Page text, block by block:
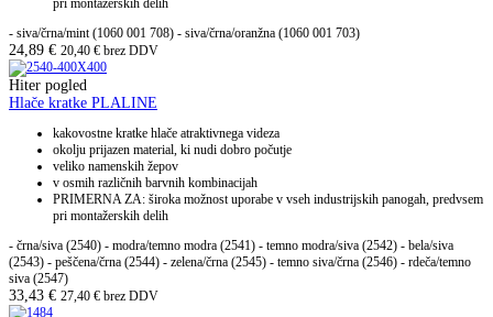
pri montažerskih delih
- siva/črna/mint (1060 001 708) - siva/črna/oranžna (1060 001 703)
24,89 € 20,40 € brez DDV
Hiter pogled
Hlače kratke PLALINE
kakovostne kratke hlače atraktivnega videza
okolju prijazen material, ki nudi dobro počutje
veliko namenskih žepov
v osmih različnih barvnih kombinacijah
PRIMERNA ZA: široka možnost uporabe v vseh industrijskih panogah, predvsem
pri montažerskih delih
- črna/siva (2540) - modra/temno modra (2541) - temno modra/siva (2542) - bela/siva
(2543) - peščena/črna (2544) - zelena/črna (2545) - temno siva/črna (2546) - rdeča/temno
siva (2547)
33,43 € 27,40 € brez DDV